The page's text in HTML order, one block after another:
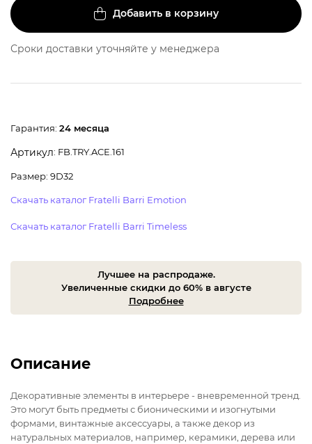
Добавить в корзину
Сроки доставки уточняйте у менеджера
Гарантия: 24 месяца
Артикул: FB.TRY.ACE.161
Размер: 9D32
Скачать каталог Fratelli Barri Emotion
Скачать каталог Fratelli Barri Timeless
Лучшее на распродаже.
Увеличенные скидки до 60% в августе
Подробнее
Описание
Декоративные элементы в интерьере - вневременной тренд.
Это могут быть предметы с бионическими и изогнутыми
формами, винтажные аксессуары, а также декор из
натуральных материалов, например, керамики, дерева или